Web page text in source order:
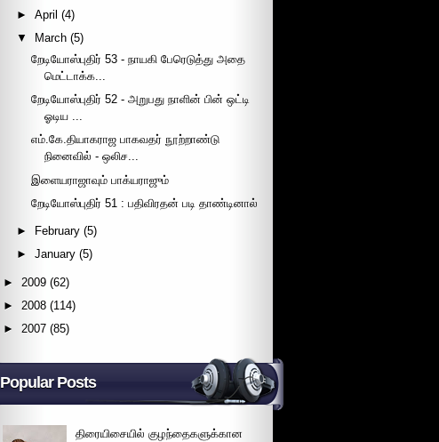
►April (4)
▼
March (5)
றேடியோஸ்புதிர் 53 - நாயகி பேரெடுத்து அதை
மெட்டாக்க...
றேடியோஸ்புதிர் 52 - அறுபது நாளின் பின் ஒட்டி
ஓடிய ...
எம்.கே.தியாகராஜ பாகவதர் நூற்றாண்டு
நினைவில் - ஒலிச...
இளையராஜாவும் பாக்யராஜும்
றேடியோஸ்புதிர் 51 : பதிவிரதன் படி தாண்டினால்
► February (5)
►January (5)
► 2009 (62)
► 2008 (114)
► 2007 (85)
Popular Posts
திரையிசையில் குழந்தைகளுக்கான